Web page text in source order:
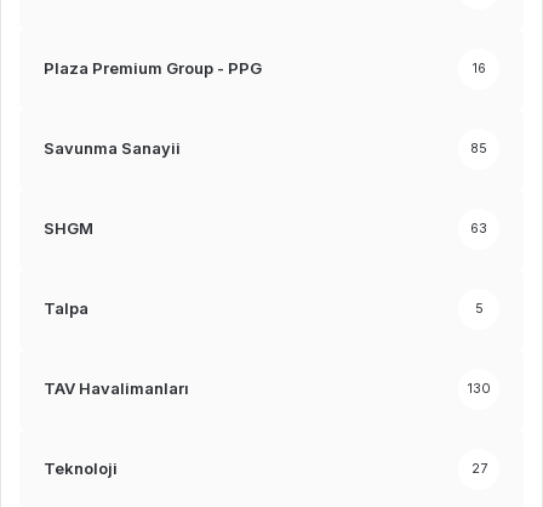
Plaza Premium Group - PPG 16
Savunma Sanayii 85
SHGM 63
Talpa 5
TAV Havalimanları 130
Teknoloji 27